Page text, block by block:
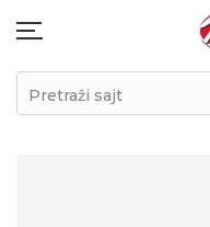
Pretraži sajt